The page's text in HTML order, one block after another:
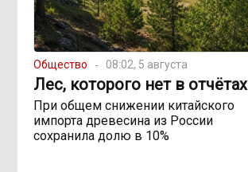
Общество 08:02, 5 августа
Лес, которого нет в отчётах
При общем снижении китайского
импорта древесина из России
сохранила долю в 10%